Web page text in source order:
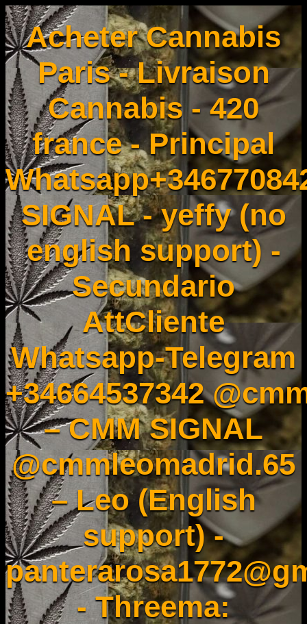
Acheter Cannabis
Paris - Livraison
Cannabis - 420
france - Principal
SIGNAL - yeffy (no
english support) -
Secundario
AttCliente
Whatsapp-Telegram
+34664537342
– CMM SIGNAL
@cmmleomadrid.65
– Leo (English
support) -
- Threema: